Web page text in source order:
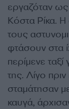
εργαζόταν
Κόστα Ρίκα. Η
τους
φτάσουν στα
περίμενε
της. Λίγο
σταμάτησαν
καυγά,